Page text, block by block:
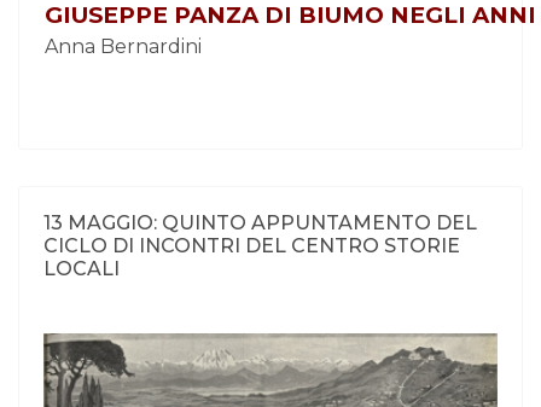
GIUSEPPE PANZA DI BIUMO NEGLI ANNI
Anna Bernardini
13 MAGGIO: QUINTO APPUNTAMENTO DEL
CICLO DI INCONTRI DEL CENTRO STORIE
LOCALI